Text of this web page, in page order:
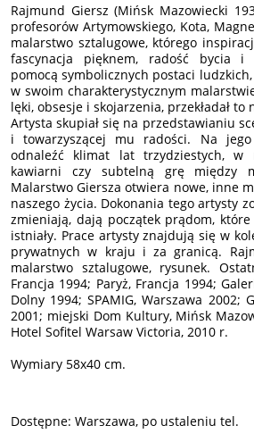
Rajmund Giersz (Mińsk Mazowiecki
profesorów Artymowskiego, Kota,
malarstwo sztalugowe, którego
fascynacja pięknem, radość bycia i
pomocą symbolicznych postaci
w swoim charakterystycznym
lęki, obsesje i skojarzenia, przekładał
Artysta skupiał się na przedstawianiu
i towarzyszącej mu radości. Na
odnaleźć klimat lat trzydziestych, w
kawiarni czy subtelną grę między
Malarstwo Giersza otwiera nowe, inne
naszego życia. Dokonania tego artysty
zmieniają, dają początek prądom,
istniały. Prace artysty znajdują się w
prywatnych w kraju i za granicą.
malarstwo sztalugowe, rysunek.
Francja 1994; Paryż, Francja 1994;
Dolny 1994; SPAMIG, Warszawa 2002;
2001; miejski Dom Kultury, Mińsk
Hotel Sofitel Warsaw Victoria, 2010 r.
Wymiary 58x40 cm.
Dostępne: Warszawa, po ustaleniu tel.